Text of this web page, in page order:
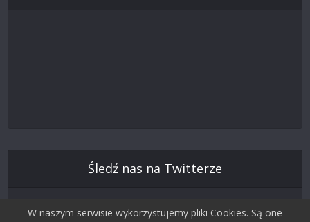
Śledź nas na Twitterze
W naszym serwisie wykorzystujemy pliki Cookies. Są one